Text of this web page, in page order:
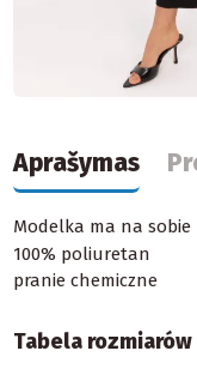
Aprašymas
Modelka ma na sobie
100% poliuretan
pranie chemiczne
Tabela rozmiarów